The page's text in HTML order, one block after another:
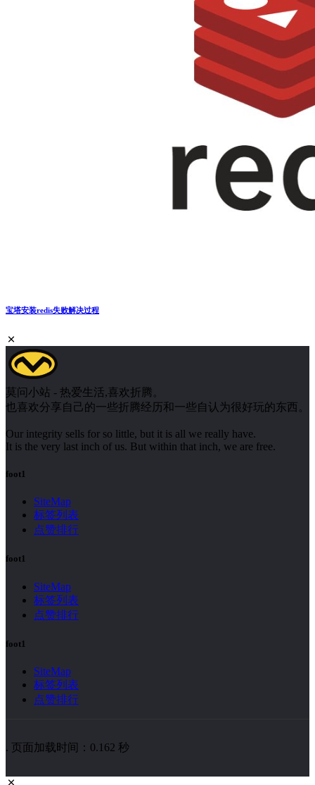
宝塔安装redis失败解决过程
莫问小站 - 热爱生活,喜欢折腾。
也喜欢分享自己的一些折腾经历和一些自认为很好玩的东西。
Our integrity sells for so little, but it is all we really have.
It is the very last inch of us. But within that inch, we are free.
foot1
SiteMap
标签列表
点赞排行
foot1
SiteMap
标签列表
点赞排行
foot1
SiteMap
标签列表
点赞排行
. 页面加载时间：0.162 秒